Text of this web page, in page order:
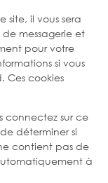
site, il vous sera
de messagerie et
pour votre
si vous
Ces cookies
connectez sur ce
déterminer si
contient pas de
à